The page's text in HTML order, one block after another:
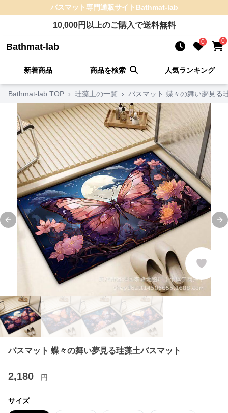
バスマット専門通販サイト Bathmat-lab
10,000円以上のご購入で送料無料
Bathmat-lab 0 0
新着商品 商品を検索 人気ランキング
Bathmat-lab TOP › 珪藻土の一覧 › バスマット 蝶々の舞い夢見る
Previous slide
バスマット 蝶々の舞い夢見る珪藻土バスマット
2,180 円
サイズ